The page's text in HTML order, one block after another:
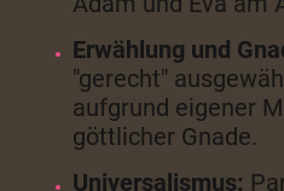
Erwählung und
"gerecht"
aufgrund eigener
göttlicher Gnade.
Universalismus: